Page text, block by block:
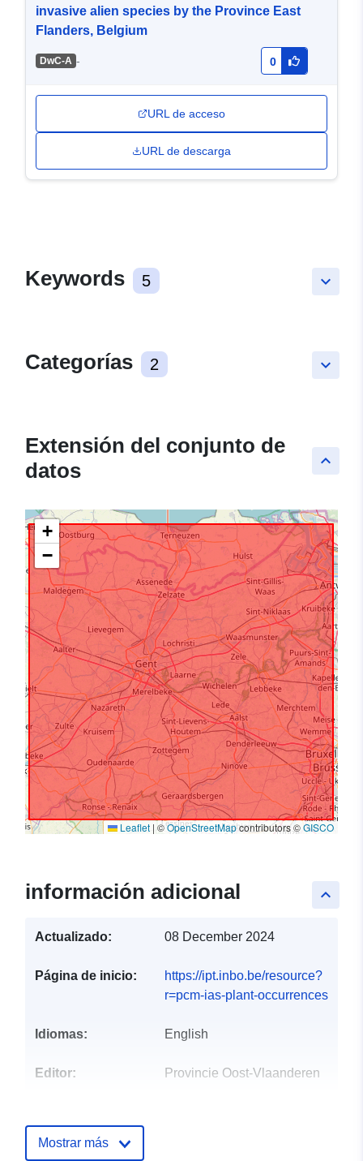
invasive alien species by the Province East
Flanders, Belgium
DwC-A - 0
URL de acceso
URL de descarga
keyboard_arrow_down
Keywords 5
keyboard_arrow_down
Categorías 2
keyboard_arrow_up
Extensión del conjunto de
datos
+
−
Leaflet | ©OpenStreetMapcontributors ©GISCO
keyboard_arrow_up
información adicional
Actualizado: 08 December 2024
Página de inicio:
https://ipt.inbo.be/resource?
r=pcm-ias-plant-occurrences
Idiomas: English
Editor: Provincie Oost-Vlaanderen
contacto:
Mostrar más